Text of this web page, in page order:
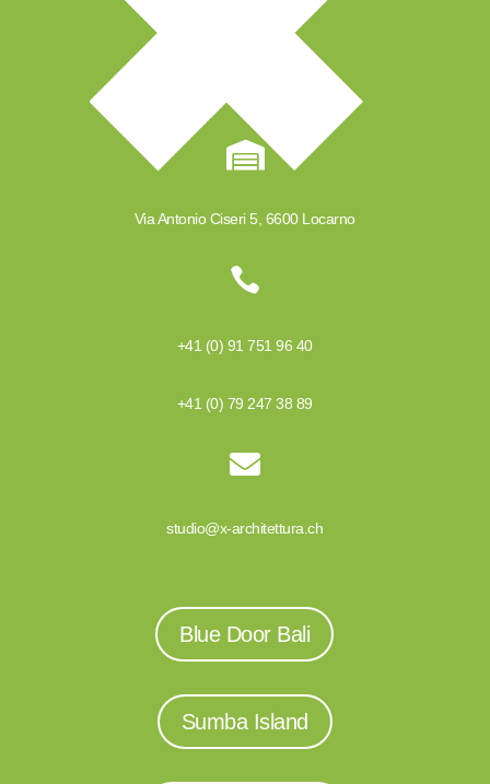

Via Antonio Ciseri 5, 6600 Locarno

+41 (0) 91 751 96 40
+41 (0) 79 247 38 89

studio@x-architettura.ch
Blue Door Bali
Sumba Island